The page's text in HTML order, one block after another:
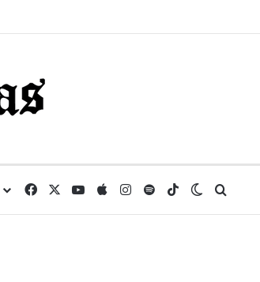
FacebookYouTube
AppleInstagram
SpotifyTikTokSwitch